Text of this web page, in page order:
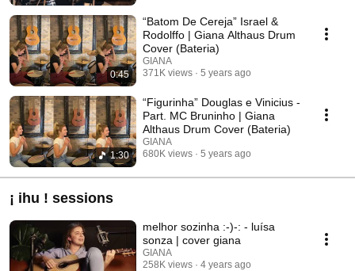
0:45
“Batom De Cereja” Israel &
Rodolffo | Giana Althaus Drum
Cover (Bateria)
GIANA
371K views
5 years ago
1:30
“Figurinha” Douglas e Vinicius -
Part. MC Bruninho | Giana
Althaus Drum Cover (Bateria)
GIANA
680K views
5 years ago
¡ ihu ! sessions
melhor sozinha :-)-: - luísa
sonza | cover giana
GIANA
258K views
4 years ago